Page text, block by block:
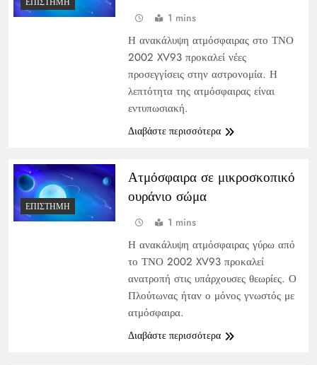
1 mins
Η ανακάλυψη ατμόσφαιρας στο ΤΝΟ
2002 XV93 προκαλεί νέες
προσεγγίσεις στην αστρονομία. Η
λεπτότητα της ατμόσφαιρας είναι
εντυπωσιακή.
Διαβάστε περισσότερα
ΕΠΙΣΤΉΜΗ
Ατμόσφαιρα σε μικροσκοπικό
ουράνιο σώμα
1 mins
Η ανακάλυψη ατμόσφαιρας γύρω από
το ΤΝΟ 2002 XV93 προκαλεί
ανατροπή στις υπάρχουσες θεωρίες. Ο
Πλούτωνας ήταν ο μόνος γνωστός με
ατμόσφαιρα.
Διαβάστε περισσότερα